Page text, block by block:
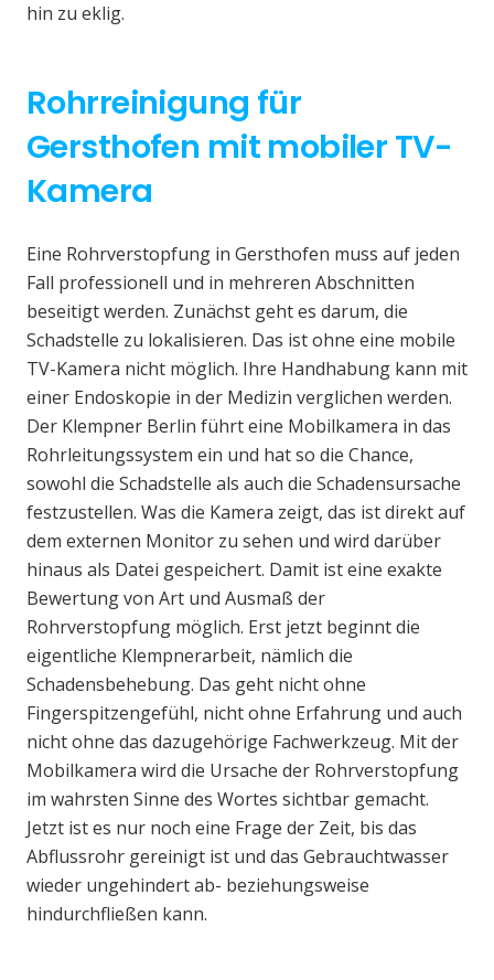
hin zu eklig.
Rohrreinigung für
Gersthofen mit mobiler TV-
Kamera
Eine Rohrverstopfung in Gersthofen muss auf jeden
Fall professionell und in mehreren Abschnitten
beseitigt werden. Zunächst geht es darum, die
Schadstelle zu lokalisieren. Das ist ohne eine mobile
TV-Kamera nicht möglich. Ihre Handhabung kann mit
einer Endoskopie in der Medizin verglichen werden.
Der Klempner Berlin führt eine Mobilkamera in das
Rohrleitungssystem ein und hat so die Chance,
sowohl die Schadstelle als auch die Schadensursache
festzustellen. Was die Kamera zeigt, das ist direkt auf
dem externen Monitor zu sehen und wird darüber
hinaus als Datei gespeichert. Damit ist eine exakte
Bewertung von Art und Ausmaß der
Rohrverstopfung möglich. Erst jetzt beginnt die
eigentliche Klempnerarbeit, nämlich die
Schadensbehebung. Das geht nicht ohne
Fingerspitzengefühl, nicht ohne Erfahrung und auch
nicht ohne das dazugehörige Fachwerkzeug. Mit der
Mobilkamera wird die Ursache der Rohrverstopfung
im wahrsten Sinne des Wortes sichtbar gemacht.
Jetzt ist es nur noch eine Frage der Zeit, bis das
Abflussrohr gereinigt ist und das Gebrauchtwasser
wieder ungehindert ab- beziehungsweise
hindurchfließen kann.